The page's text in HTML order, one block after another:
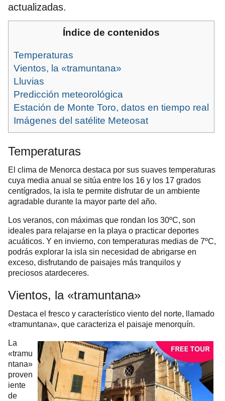
actualizadas.
Índice de contenidos
Temperaturas
Vientos, la «tramuntana»
Lluvias
Predicción meteorológica
Estación de Monte Toro, datos en tiempo real
Imágenes del satélite Meteosat
Temperaturas
El clima de Menorca destaca por sus suaves temperaturas
cuya media anual se sitúa entre los 16 y los 17 grados
centígrados, la isla te permite disfrutar de un ambiente
agradable durante la mayor parte del año.
Los veranos, con máximas que rondan los 30ºC, son
ideales para relajarse en la playa o practicar deportes
acuáticos. Y en invierno, con temperaturas medias de 7ºC,
podrás explorar la isla sin necesidad de abrigarse en
exceso, disfrutando de paisajes más tranquilos y
preciosos atardeceres.
Vientos, la «tramuntana»
Destaca el fresco y característico viento del norte, llamado
«tramuntana», que caracteriza el paisaje menorquín.
La
«tramu
ntana»
proven
iente
de